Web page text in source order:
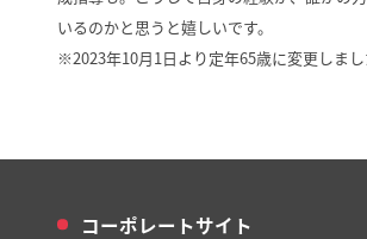
いるのかと思うと嬉しいです。
※2023年10月1日より定年65歳に変更しま
コーポレートサイト